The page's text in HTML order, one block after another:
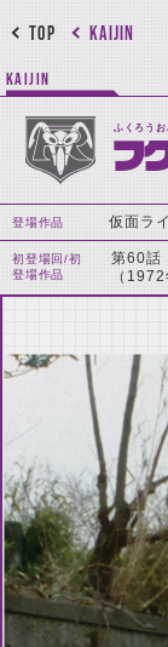
KAIJIN
TOP
KAIJIN
ふくろうお
フ
登場作品 仮面ラ
初登場回/初
登場作品
第60話
（